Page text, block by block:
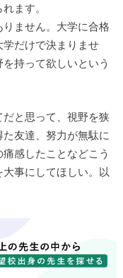
ます。
ません。大学に合格
だけで決まりませ
持って欲しいという
と思って、視野を狭
友達、努力が無駄に
感したことなどこう
事にしてほしい。以